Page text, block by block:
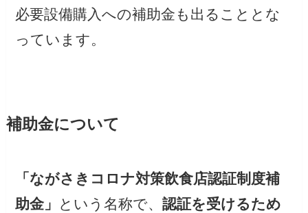
必要設備購入への補助金も出ることとな
っています。
補助金について
「ながさきコロナ対策飲食店認証制度補
助金」
という名称で、認証を受けるため